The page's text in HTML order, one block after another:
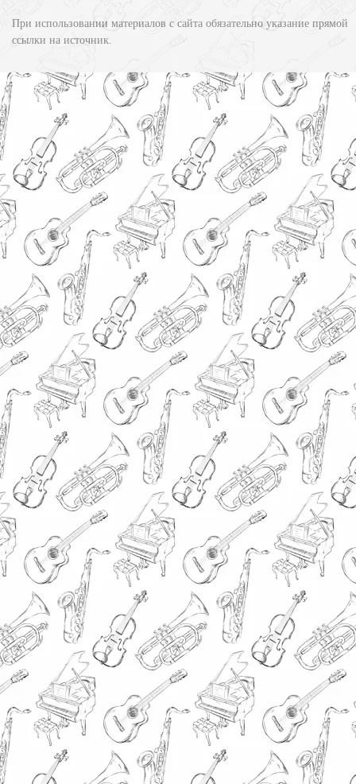
При использовании материалов с сайта обязательно указание прямой
ссылки на источник.